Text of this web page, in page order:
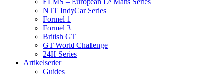
ELMS – European Le Mans Series
NTT IndyCar Series
Formel 1
Formel 3
British GT
GT World Challenge
24H Series
Artikelserier
Guides